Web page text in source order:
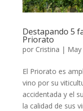
Destapando 5
Priorato
por Cristina |
El Priorato es
vino por su
accidentada y el
la calidad de sus